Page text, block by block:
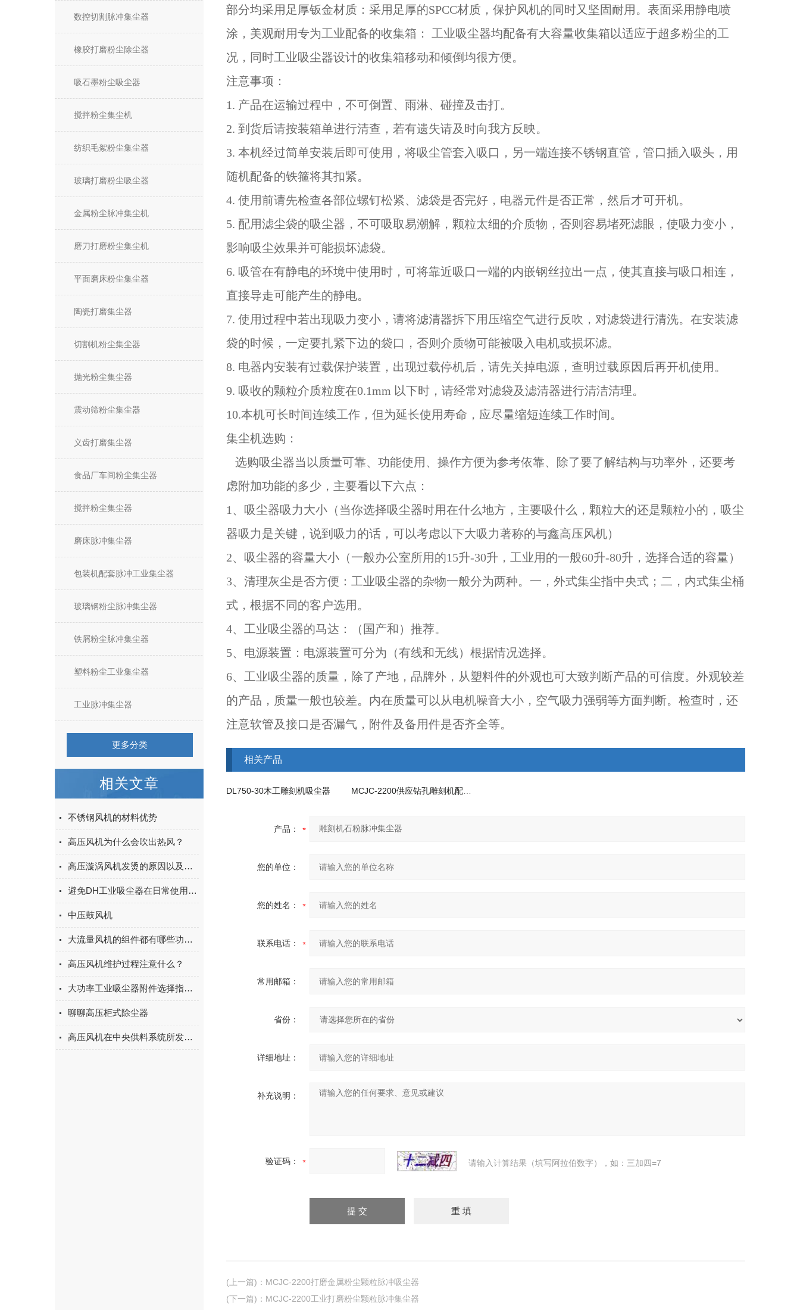
数控切割脉冲集尘器
橡胶打磨粉尘除尘器
吸石墨粉尘吸尘器
搅拌粉尘集尘机
纺织毛絮粉尘集尘器
玻璃打磨粉尘吸尘器
金属粉尘脉冲集尘机
磨刀打磨粉尘集尘机
平面磨床粉尘集尘器
陶瓷打磨集尘器
切割机粉尘集尘器
抛光粉尘集尘器
震动筛粉尘集尘器
义齿打磨集尘器
食品厂车间粉尘集尘器
搅拌粉尘集尘器
磨床脉冲集尘器
包装机配套脉冲工业集尘器
玻璃钢粉尘脉冲集尘器
铁屑粉尘脉冲集尘器
塑料粉尘工业集尘器
工业脉冲集尘器
更多分类
相关文章
不锈钢风机的材料优势
高压风机为什么会吹出热风？
高压漩涡风机发烫的原因以及怎么解决
避免DH工业吸尘器在日常使用中的错误保养
中压鼓风机
大流量风机的组件都有哪些功能特点？
高压风机维护过程注意什么？
大功率工业吸尘器附件选择指南：提升清洁效率的配件推荐
聊聊高压柜式除尘器
高压风机在中央供料系统所发挥的功效
部分均采用足厚钣金材质：采用足厚的SPCC材质，保护风机的同时又坚固耐用。表面采用静电喷
涂，美观耐用专为工业配备的收集箱： 工业吸尘器均配备有大容量收集箱以适应于超多粉尘的工
况，同时工业吸尘器设计的收集箱移动和倾倒均很方便。
注意事项：
1. 产品在运输过程中，不可倒置、雨淋、碰撞及击打。
2. 到货后请按装箱单进行清查，若有遗失请及时向我方反映。
3. 本机经过简单安装后即可使用，将吸尘管套入吸口，另一端连接不锈钢直管，管口插入吸头，用
随机配备的铁箍将其扣紧。
4. 使用前请先检查各部位螺钉松紧、滤袋是否完好，电器元件是否正常，然后才可开机。
5. 配用滤尘袋的吸尘器，不可吸取易潮解，颗粒太细的介质物，否则容易堵死滤眼，使吸力变小，
影响吸尘效果并可能损坏滤袋。
6. 吸管在有静电的环境中使用时，可将靠近吸口一端的内嵌钢丝拉出一点，使其直接与吸口相连，
直接导走可能产生的静电。
7. 使用过程中若出现吸力变小，请将滤清器拆下用压缩空气进行反吹，对滤袋进行清洗。在安装滤
袋的时候，一定要扎紧下边的袋口，否则介质物可能被吸入电机或损坏滤。
8. 电器内安装有过载保护装置，出现过载停机后，请先关掉电源，查明过载原因后再开机使用。
9. 吸收的颗粒介质粒度在0.1mm 以下时，请经常对滤袋及滤清器进行清洁清理。
10.本机可长时间连续工作，但为延长使用寿命，应尽量缩短连续工作时间。
集尘机选购：
选购吸尘器当以质量可靠、功能使用、操作方便为参考依靠、除了要了解结构与功率外，还要考
虑附加功能的多少，主要看以下六点：
1、吸尘器吸力大小（当你选择吸尘器时用在什么地方，主要吸什么，颗粒大的还是颗粒小的，吸尘
器吸力是关键，说到吸力的话，可以考虑以下大吸力著称的与鑫高压风机）
2、吸尘器的容量大小（一般办公室所用的15升-30升，工业用的一般60升-80升，选择合适的容量）
3、清理灰尘是否方便：工业吸尘器的杂物一般分为两种。一，外式集尘指中央式；二，内式集尘桶
式，根据不同的客户选用。
4、工业吸尘器的马达：（国产和）推荐。
5、电源装置：电源装置可分为（有线和无线）根据情况选择。
6、工业吸尘器的质量，除了产地，品牌外，从塑料件的外观也可大致判断产品的可信度。外观较差
的产品，质量一般也较差。内在质量可以从电机噪音大小，空气吸力强弱等方面判断。检查时，还
注意软管及接口是否漏气，附件及备用件是否齐全等。
相关产品
DL750-30木工雕刻机吸尘器
产品：
您的单位：
您的姓名：
联系电话：
常用邮箱：
省份：
详细地址：
补充说明：
验证码： 请输入计算结果（填写阿拉伯数字），如：三加四=7
(上一篇) ： MCJC-2200打磨金属粉尘颗粒脉冲吸尘器
(下一篇) ： MCJC-2200工业打磨粉尘颗粒脉冲集尘器